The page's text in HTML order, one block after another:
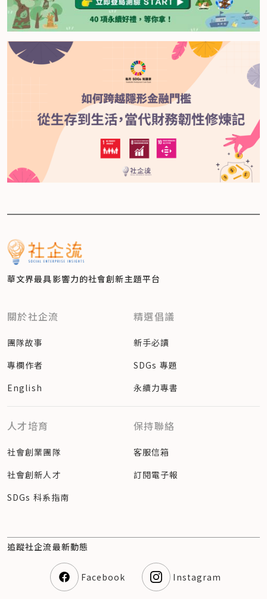
華文界最具影響力的社會創新主題平台
關於社企流
團隊故事
專欄作者
English
精選倡議
新手必讀
SDGs 專題
永續力專書
人才培育
社會創業團隊
社會創新人才
SDGs 科系指南
保持聯絡
客服信箱
訂閱電子報
追蹤社企流最新動態
Facebook Instagram